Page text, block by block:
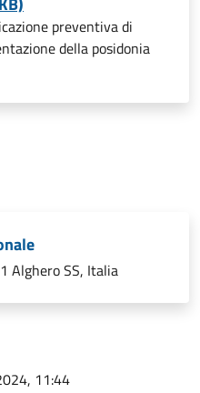
preventiva di
della posidonia
Alghero SS, Italia
11:44